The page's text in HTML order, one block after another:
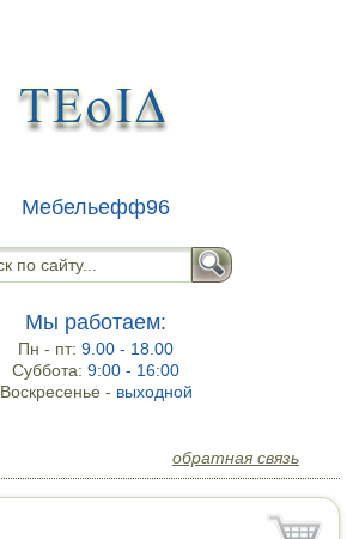
Мебельефф96
Мы работаем:
Пн - пт:9.00 - 18.00
Суббота:9:00 - 16:00
Воскресенье - выходной
обратная связь